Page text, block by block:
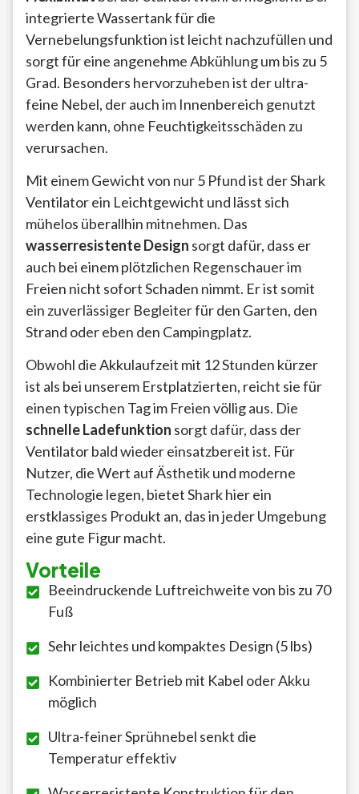
integrierte Wassertank für die
Vernebelungsfunktion ist leicht nachzufüllen und
sorgt für eine angenehme Abkühlung um bis zu 5
Grad. Besonders hervorzuheben ist der ultra-
feine Nebel, der auch im Innenbereich genutzt
werden kann, ohne Feuchtigkeitsschäden zu
verursachen.
Mit einem Gewicht von nur 5 Pfund ist der Shark
Ventilator ein Leichtgewicht und lässt sich
mühelos überallhin mitnehmen. Das
wasserresistente Design sorgt dafür, dass er
auch bei einem plötzlichen Regenschauer im
Freien nicht sofort Schaden nimmt. Er ist somit
ein zuverlässiger Begleiter für den Garten, den
Strand oder eben den Campingplatz.
Obwohl die Akkulaufzeit mit 12 Stunden kürzer
ist als bei unserem Erstplatzierten, reicht sie für
einen typischen Tag im Freien völlig aus. Die
schnelle Ladefunktion sorgt dafür, dass der
Ventilator bald wieder einsatzbereit ist. Für
Nutzer, die Wert auf Ästhetik und moderne
Technologie legen, bietet Shark hier ein
erstklassiges Produkt an, das in jeder Umgebung
eine gute Figur macht.
Vorteile
Beeindruckende Luftreichweite von bis zu 70
Fuß
Sehr leichtes und kompaktes Design (5 lbs)
Kombinierter Betrieb mit Kabel oder Akku
möglich
Ultra-feiner Sprühnebel senkt die
Temperatur effektiv